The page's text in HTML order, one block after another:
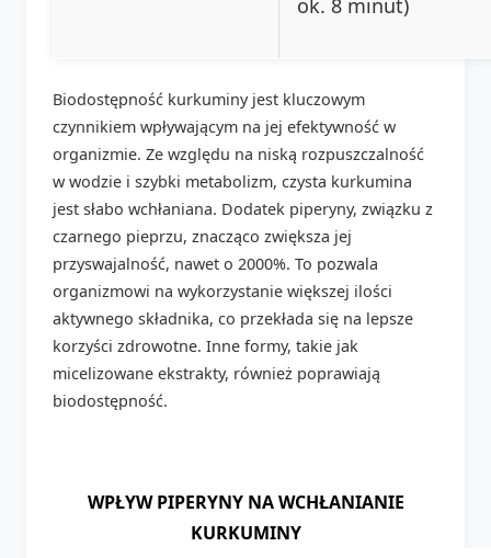
Biodostępność kurkuminy jest kluczowym
czynnikiem wpływającym na jej efektywność w
organizmie. Ze względu na niską rozpuszczalność
w wodzie i szybki metabolizm, czysta kurkumina
jest słabo wchłaniana. Dodatek piperyny, związku z
czarnego pieprzu, znacząco zwiększa jej
przyswajalność, nawet o 2000%. To pozwala
organizmowi na wykorzystanie większej ilości
aktywnego składnika, co przekłada się na lepsze
korzyści zdrowotne. Inne formy, takie jak
micelizowane ekstrakty, również poprawiają
biodostępność.
WPŁYW PIPERYNY NA WCHŁANIANIE
KURKUMINY